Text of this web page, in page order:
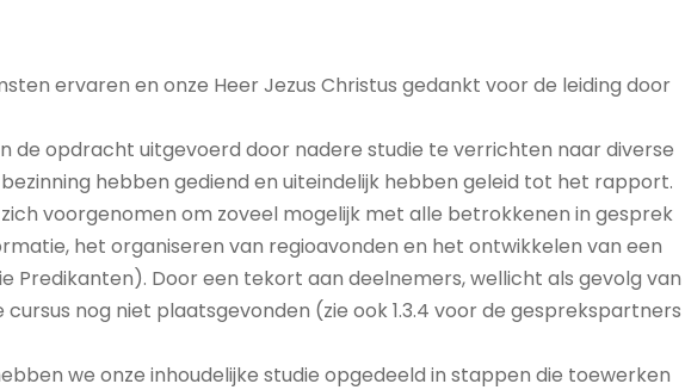
ervaren en onze Heer Jezus Christus gedankt voor de leiding door
opdracht uitgevoerd door nadere studie te verrichten naar diverse
hebben gediend en uiteindelijk hebben geleid tot het rapport.
voorgenomen om zoveel mogelijk met alle betrokkenen in gesprek
het organiseren van regioavonden en het ontwikkelen van een
Predikanten). Door een tekort aan deelnemers, wellicht als gevolg van
nog niet plaatsgevonden (zie ook 1.3.4 voor de gesprekspartners
we onze inhoudelijke studie opgedeeld in stappen die toewerken